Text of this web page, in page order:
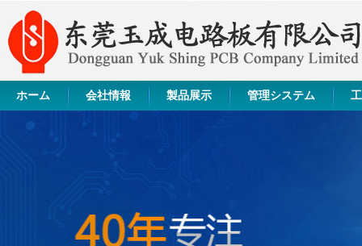
ホーム 会社情報 製品展示 管理システム